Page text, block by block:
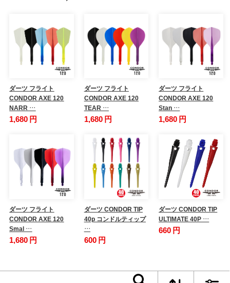
ダーツ フライト
CONDOR AXE 120
NARR …
1,680 円
ダーツ フライト
CONDOR AXE 120
TEAR …
1,680 円
ダーツ フライト
CONDOR AXE 120
Stan …
1,680 円
ダーツ フライト
CONDOR AXE 120
Smal …
1,680 円
ダーツ CONDOR TIP
40p コンドルティップ
…
600 円
ダーツ CONDOR TIP
ULTIMATE 40P …
660 円